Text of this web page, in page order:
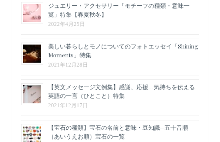
ジュエリー・アクセサリー「モチーフの種類・意味一
覧」特集【春夏秋冬】
2022年4月25日
美しい暮らしとモノについてのフォトエッセイ「Shining
Moments」特集
2021年12月28日
【英文メッセージ文例集】感謝、応援…気持ちを伝える
英語の一言（ひとこと）特集
2021年12月17日
【宝石の種類】宝石の名前と意味・豆知識─五十音順
（あいうえお順）宝石の一覧